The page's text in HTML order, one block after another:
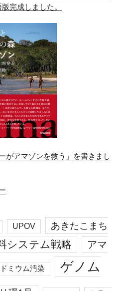
完成しました。
がアマゾンを救う」を書きまし
UPOV
あきたこまち
システム戦略 アマ
ミウム汚染
ゲノム